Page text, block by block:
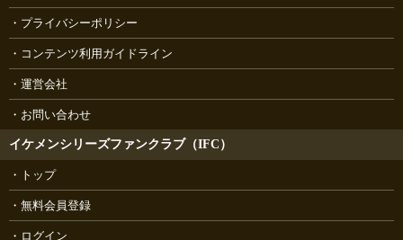
プライバシーポリシー
コンテンツ利用ガイドライン
運営会社
お問い合わせ
イケメンシリーズファンクラブ（IFC）
トップ
無料会員登録
ログイン